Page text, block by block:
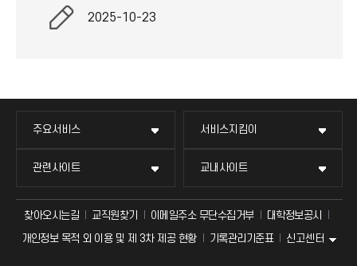
2025-10-23
주요서비스 서비스지킴이
관련사이트 교내사이트
찾아오시는길 교직원찾기 이메일주소 무단수집거부
대학정보공시
개인정보 목적 외 이용 및 제 3차 제공 현황
기록관리기준표 신고센터